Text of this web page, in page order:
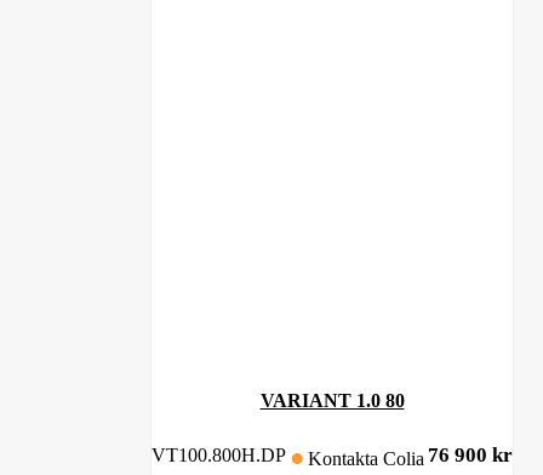
VARIANT 1.0 80
VT100.800H.DP Kontakta Colia 76 900 kr